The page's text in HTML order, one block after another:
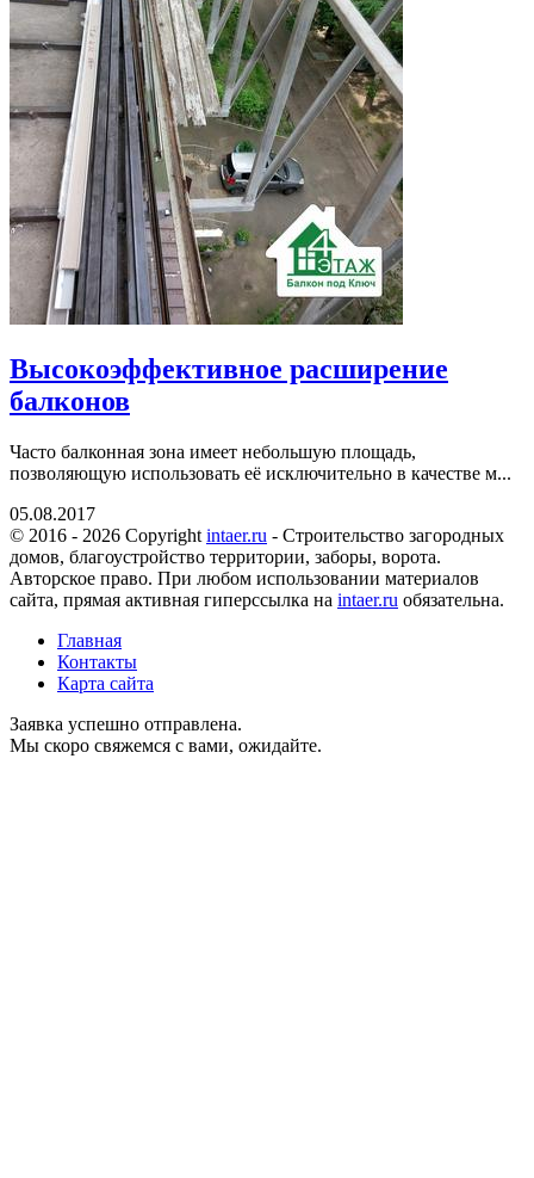
Высокоэффективное расширение
балконов
Часто балконная зона имеет небольшую площадь,
позволяющую использовать её исключительно в качестве м...
05.08.2017
© 2016 - 2026 Copyright intaer.ru - Cтроительство загородных
домов, благоустройство территории, заборы, ворота.
Авторское право. При любом использовании материалов
сайта, прямая активная гиперссылка на intaer.ru обязательна.
Главная
Контакты
Карта сайта
Заявка успешно отправлена.
Мы скоро свяжемся с вами, ожидайте.